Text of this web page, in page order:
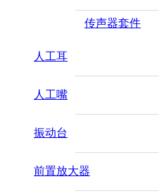
传声器套件
人工耳
人工嘴
振动台
前置放大器